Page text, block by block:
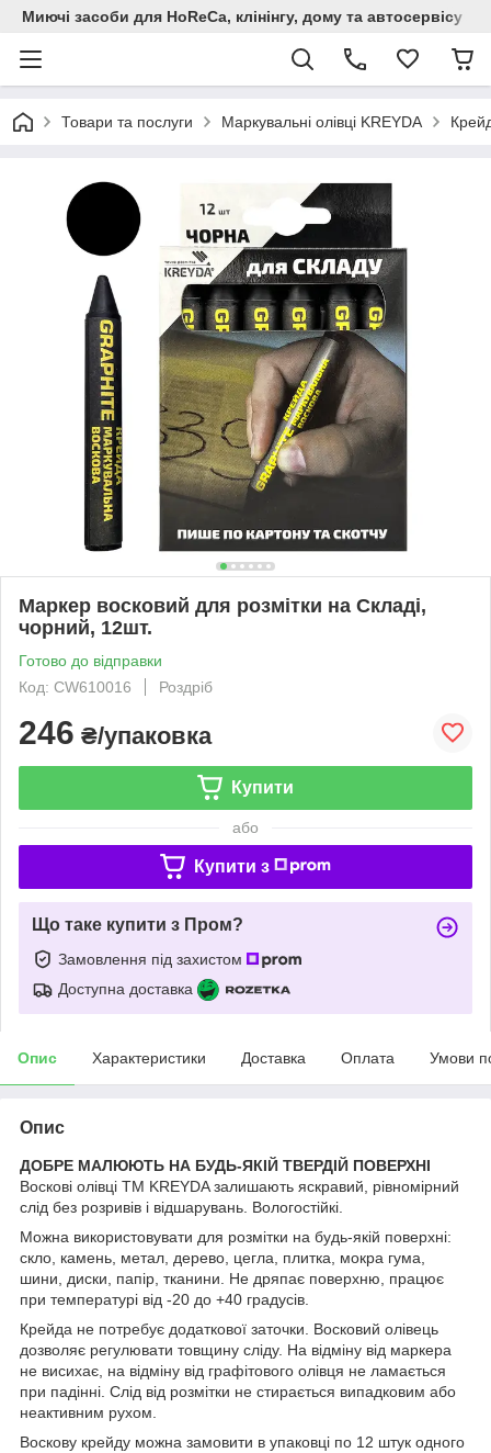
Миючi засоби для HoReCa, клінінгу, дому та автосервiсу
Товари та послуги Маркувальні олівці KREYDA
Маркер восковий для розмітки на Складі,
чорний, 12шт.
Готово до відправки
Код: CW610016
Роздріб
246 ₴/упаковка
Купити
або
Купити з
Що таке купити з Пром?
Замовлення під захистом
Доступна доставка
Опис Характеристики Доставка Оплата Умови
Опис
ДОБРЕ МАЛЮЮТЬ НА БУДЬ-ЯКІЙ ТВЕРДІЙ ПОВЕРХНІ
Воскові олівці ТМ KREYDA залишають яскравий, рівномірний
слід без розривів і відшарувань. Вологостійкі.
Можна використовувати для розмітки на будь-якій поверхні:
скло, камень, метал, дерево, цегла, плитка, мокра гума,
шини, диски, папір, тканини. Не дряпає поверхню, працює
при температурі від -20 до +40 градусів.
Крейда не потребує додаткової заточки. Восковий олівець
дозволяє регулювати товщину сліду. На відміну від маркера
не висихає, на відміну від графітового олівця не ламається
при падінні. Слід від розмітки не стирається випадковим або
неактивним рухом.
Воскову крейду можна замовити в упаковці по 12 штук одного